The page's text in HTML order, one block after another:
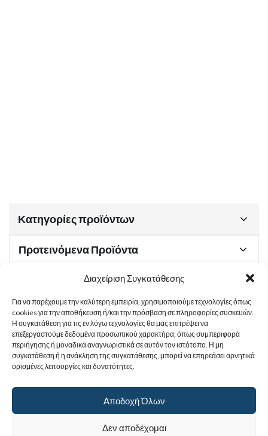
Διαχείριση Συγκατάθεσης
Για να παρέχουμε την καλύτερη εμπειρία, χρησιμοποιούμε τεχνολογίες όπως
cookies για την αποθήκευση ή/και την πρόσβαση σε πληροφορίες συσκευών.
Η συγκατάθεση για τις εν λόγω τεχνολογίες θα μας επιτρέψει να
επεξεργαστούμε δεδομένα προσωπικού χαρακτήρα, όπως συμπεριφορά
περιήγησης ή μοναδικά αναγνωριστικά σε αυτόν τον ιστότοπο. Η μη
συγκατάθεση ή η ανάκληση της συγκατάθεσης, μπορεί να επηρεάσει αρνητικά
ορισμένες λειτουργίες και δυνατότητες.
Αποδοχή Όλων
Δεν αποδέχομαι
Κατηγορίες προϊόντων
Προτεινόμενα Προϊόντα
Χρήσιμα Έγγραφα
Sitemap
Στοιχεία Επικοινωνίας